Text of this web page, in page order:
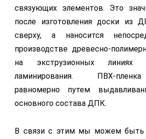
связующих элементов. Это
после изготовления доски из
сверху, а наносится
производстве древесно-
на экструзионных
ламинирования. ПВХ-
равномерно путем
основного состава ДПК.
В связи с этим мы можем быть